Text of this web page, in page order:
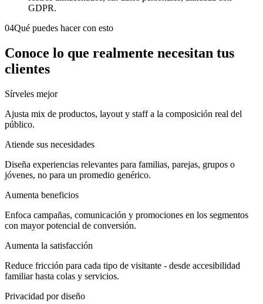
GDPR.
04Qué puedes hacer con esto
Conoce lo que realmente necesitan tus
clientes
Sírveles mejor
Ajusta mix de productos, layout y staff a la composición real del
público.
Atiende sus necesidades
Diseña experiencias relevantes para familias, parejas, grupos o
jóvenes, no para un promedio genérico.
Aumenta beneficios
Enfoca campañas, comunicación y promociones en los segmentos
con mayor potencial de conversión.
Aumenta la satisfacción
Reduce fricción para cada tipo de visitante - desde accesibilidad
familiar hasta colas y servicios.
Privacidad por diseño